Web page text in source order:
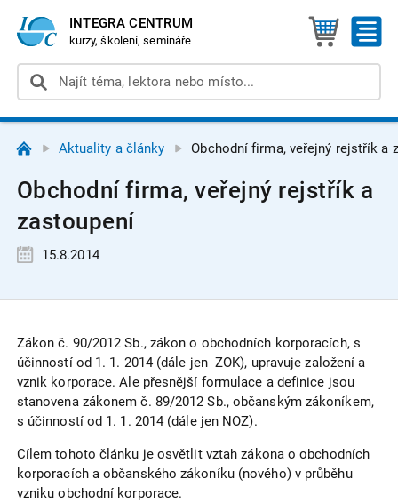
INTEGRA CENTRUM
kurzy, školení, semináře
Aktuality a články Obchodní firma, veřejný rejstřík a
Obchodní firma, veřejný rejstřík a
zastoupení
15.8.2014
Zákon č. 90/2012 Sb., zákon o obchodních korporacích, s
účinností od 1. 1. 2014 (dále jen ZOK), upravuje založení a
vznik korporace. Ale přesnější formulace a definice jsou
stanovena zákonem č. 89/2012 Sb., občanským zákoníkem,
s účinností od 1. 1. 2014 (dále jen NOZ).
Cílem tohoto článku je osvětlit vztah zákona o obchodních
korporacích a občanského zákoníku (nového) v průběhu
vzniku obchodní korporace.